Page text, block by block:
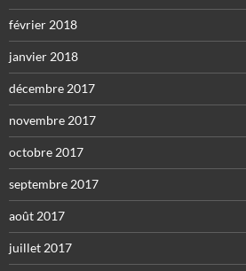
février 2018
janvier 2018
décembre 2017
novembre 2017
octobre 2017
septembre 2017
août 2017
juillet 2017